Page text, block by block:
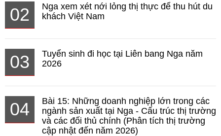
02
Nga xem xét nới lỏng thị thực để thu hút du
khách Việt Nam
03
Tuyển sinh đi học tại Liên bang Nga năm
2026
04
Bài 15: Những doanh nghiệp lớn trong các
ngành sản xuất tại Nga - Cấu trúc thị trường
và các đối thủ chính (Phân tích thị trường
cập nhật đến năm 2026)